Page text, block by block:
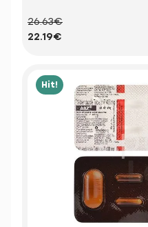
26.63€
22.19€
Hit!